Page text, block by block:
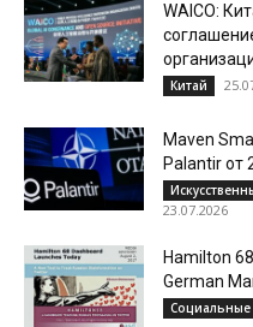
WAICO:
Китай
Maven
Palantir от
23.07.2026
Hamilton
German
Социальные